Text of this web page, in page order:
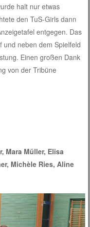
halt nur etwas
den TuS-Girls dann
entgegen. Das
und neben dem Spielfeld
Einen großen Dank
von der Tribüne
Mara Müller, Elisa
Michèle Ries, Aline